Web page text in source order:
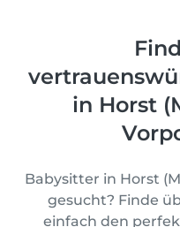
in Horst
Babysitter in Horst
gesucht? Finde
einfach den